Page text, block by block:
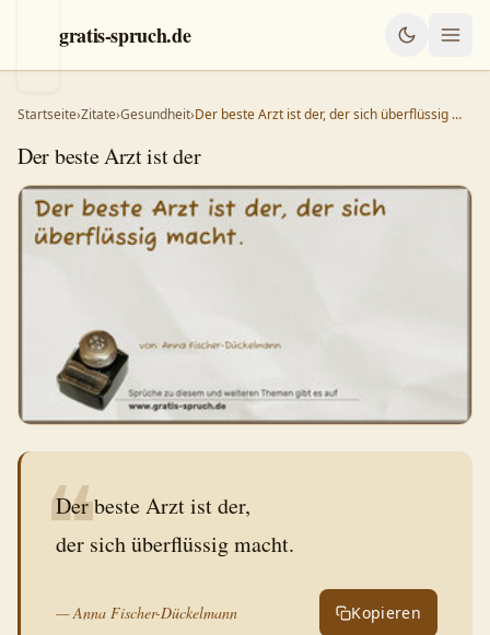
gratis-spruch.de
Startseite›Zitate›Gesundheit›Der beste Arzt ist der, der sich überflüssig …
Der beste Arzt ist der
❝
Der beste Arzt ist der,
der sich überflüssig macht.
—Anna Fischer-Dückelmann Kopieren